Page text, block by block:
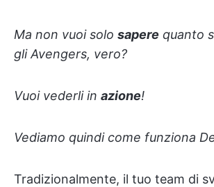
Ma non vuoi solo sapere quanto
gli Avengers, vero?
Vuoi vederli in azione!
Vediamo quindi come funziona
Tradizionalmente, il tuo team di